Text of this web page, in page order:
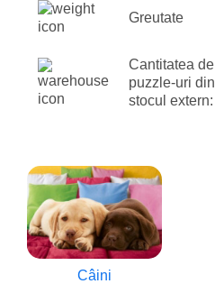
Greutate
Cantitatea de
puzzle-uri din
stocul extern:
Câini